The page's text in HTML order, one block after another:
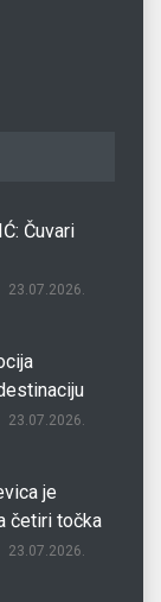
Čuvari
23.07.2026.
23.07.2026.
je
četiri točka
23.07.2026.